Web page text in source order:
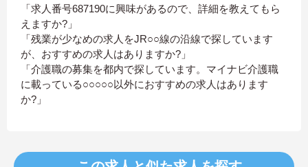
「求人番号687190に興味があるので、詳細を教えてもら
えますか?」
「残業が少なめの求人をJR○○線の沿線で探しています
が、おすすめの求人はありますか?」
「介護職の募集を都内で探しています。マイナビ介護職
に載っている○○○○○以外におすすめの求人はあります
か?」